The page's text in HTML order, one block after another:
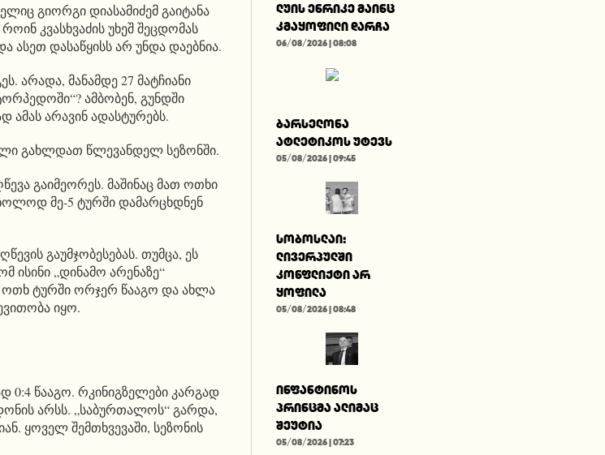
გიორგი დიასამიძემ გაიტანა
კვასხვაძის უხეშ შეცდომას
დასაწყისს არ უნდა დაებნია.
არადა, მანამდე 27 მატჩიანი
ამბობენ, გუნდში
არავინ ადასტურებს.
გახლდათ წლევანდელ სეზონში.
გაიმეორეს. მაშინაც მათ ოთხი
მე-5 ტურში დამარცხდნენ
გაუმჯობესებას. თუმცა, ეს
ისინი „დინამო არენაზე“
ოთხ ტურში ორჯერ წააგო და ახლა
იყო.
წააგო. რკინიგზელები კარგად
არსს. „საბურთალოს“ გარდა,
ყოველ შემთხვევაში, სეზონის
ლუის ენრიკე მაინც
კმაყოფილი დარჩა
06/08/2026 | 08:08
ბარსელონა
ატლეტიკოს უტევს
05/08/2026 | 09:45
სობოსლაი:
ლივერპულში
კონფლიქტი არ
ყოფილა
05/08/2026 | 08:48
ინფანტინოს
პრინცმა ალიმაც
შეუტია
05/08/2026 | 07:23